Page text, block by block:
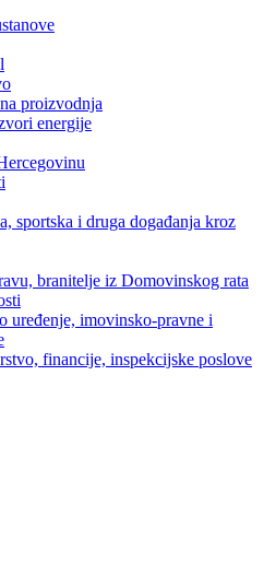
proizvodnja
energije
sportska i druga događanja kroz
branitelje iz Domovinskog rata
uređenje, imovinsko-pravne i
financije, inspekcijske poslove